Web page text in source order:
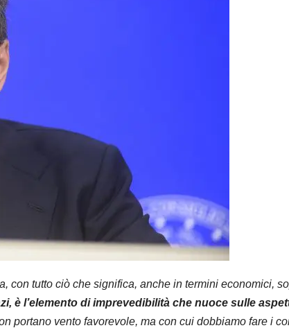
con tutto ciò che significa, anche in termini economici,
è l’elemento di imprevedibilità che nuoce sulle
portano vento favorevole, ma con cui dobbiamo fare i